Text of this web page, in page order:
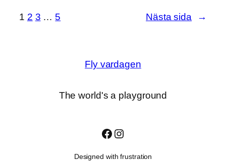
1 2 3 … 5 Nästa sida →
Fly vardagen
The world's a playground
Facebook
Instagram
Designed with frustration